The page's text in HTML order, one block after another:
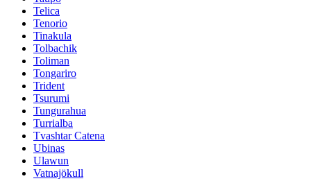
Telica
Tenorio
Tinakula
Tolbachik
Toliman
Tongariro
Trident
Tsurumi
Tungurahua
Turrialba
Tvashtar Catena
Ubinas
Ulawun
Vatnajökull